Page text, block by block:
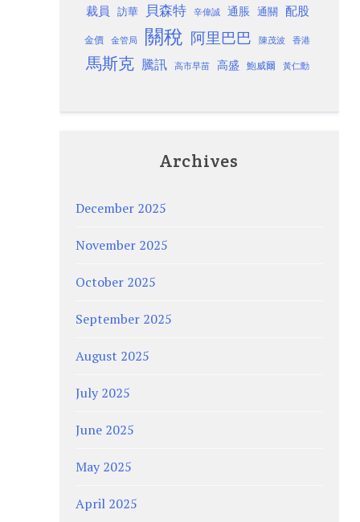
裁員 訪華 貝森特 辛偉誠 通脹 通關 配股
金價 金管局 關稅 阿里巴巴 陳茂波 香港
馬斯克 騰訊 高市早苗 高盛 鮑威爾 黃仁勳
Archives
December 2025
November 2025
October 2025
September 2025
August 2025
July 2025
June 2025
May 2025
April 2025